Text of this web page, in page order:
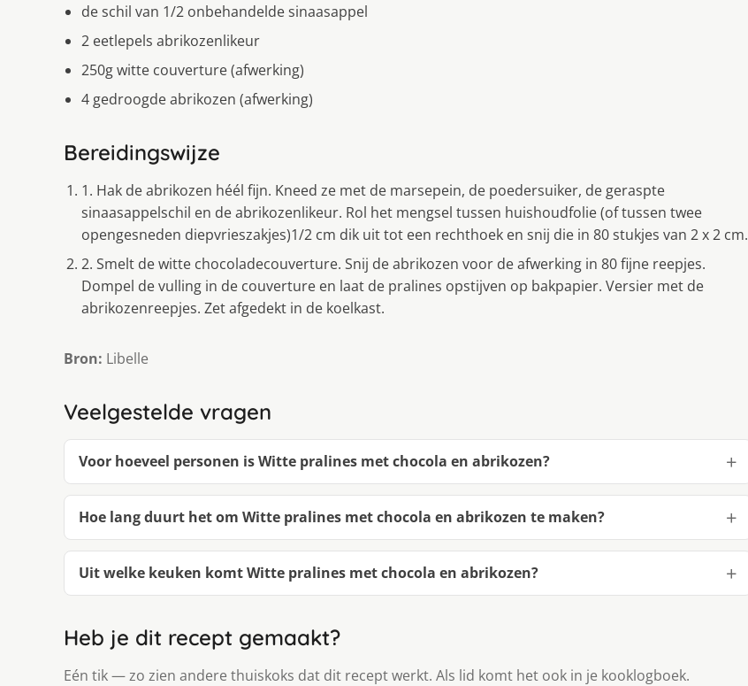
de schil van 1/2 onbehandelde sinaasappel
2 eetlepels abrikozenlikeur
250g witte couverture (afwerking)
4 gedroogde abrikozen (afwerking)
Bereidingswijze
1. Hak de abrikozen héél fijn. Kneed ze met de marsepein, de poedersuiker, de geraspte
sinaasappelschil en de abrikozenlikeur. Rol het mengsel tussen huishoudfolie (of tussen twee
opengesneden diepvrieszakjes)1/2 cm dik uit tot een rechthoek en snij die in 80 stukjes van 2 x 2 cm.
2. Smelt de witte chocoladecouverture. Snij de abrikozen voor de afwerking in 80 fijne reepjes.
Dompel de vulling in de couverture en laat de pralines opstijven op bakpapier. Versier met de
abrikozenreepjes. Zet afgedekt in de koelkast.
Bron: Libelle
Veelgestelde vragen
Voor hoeveel personen is Witte pralines met chocola en abrikozen?
Hoe lang duurt het om Witte pralines met chocola en abrikozen te maken?
Uit welke keuken komt Witte pralines met chocola en abrikozen?
Heb je dit recept gemaakt?
Eén tik — zo zien andere thuiskoks dat dit recept werkt. Als lid komt het ook in je kooklogboek.